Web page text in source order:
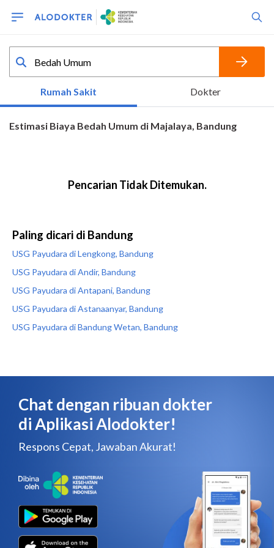
Paling dicari di Bandung
USG Payudara di Lengkong, Bandung
USG Payudara di Andir, Bandung
USG Payudara di Antapani, Bandung
USG Payudara di Astanaanyar, Bandung
USG Payudara di Bandung Wetan, Bandung